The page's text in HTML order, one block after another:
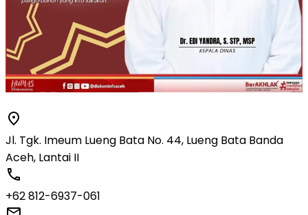
Jl. Tgk. Imeum Lueng Bata No. 44, Lueng Bata Banda
Aceh, Lantai II
+62 812-6937-061